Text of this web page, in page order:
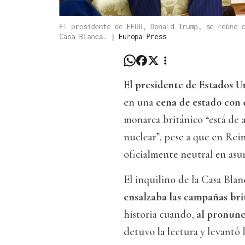
El presidente de EEUU, Donald Trump, se
Casa Blanca.
| Europa Press
El presidente de Estados
en una cena de estado
monarca británico “está
nuclear”, pese a que en
oficialmente neutral en
El inquilino de la Casa
ensalzaba las campañas
historia cuando, al
detuvo la lectura y levantó